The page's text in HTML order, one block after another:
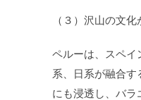
（３）沢山の文化
ペルーは、スペイ
系、日系が融合す
にも浸透し、バラ